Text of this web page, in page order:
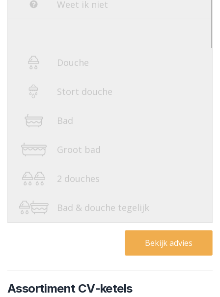
Weet ik niet
Douche
Stort douche
Bad
Groot bad
2 douches
Bad & douche tegelijk
Bekijk advies
Assortiment CV-ketels